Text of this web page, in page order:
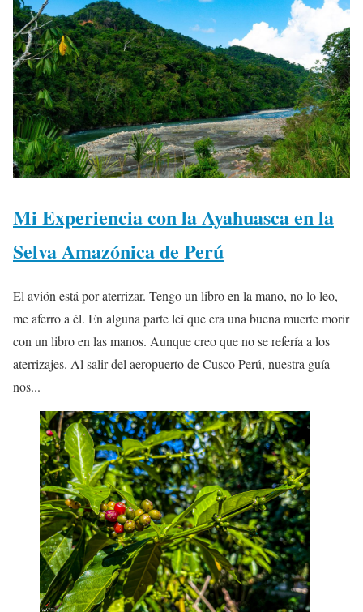
Mi Experiencia con la Ayahuasca en la
Selva Amazónica de Perú
El avión está por aterrizar. Tengo un libro en la mano, no lo leo,
me aferro a él. En alguna parte leí que era una buena muerte morir
con un libro en las manos. Aunque creo que no se refería a los
aterrizajes. Al salir del aeropuerto de Cusco Perú, nuestra guía
nos...